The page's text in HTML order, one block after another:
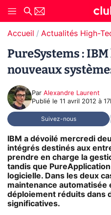
Accueil Actualités High-
PureSystems :
nouveaux
Par Alexandre Laurent
Publié le 11 avril 2012 à
Suivez-nous
IBM a dévoilé mercredi
intégrés destinés aux
prendre en charge la
tandis que
logicielle. Dans les deux
maintenance automatisée
déploiement réduits dans
significatives.